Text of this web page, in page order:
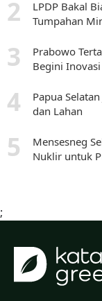
LPDP Bakal
Tumpahan
Prabowo
Begini Inovasi
Papua
dan Lahan
Mensesneg
Nuklir untuk
;